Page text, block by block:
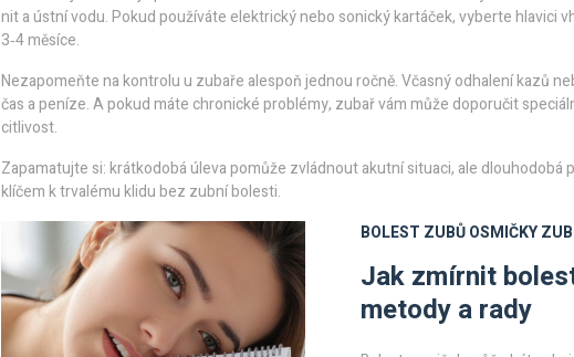
nit a ústní vodu. Pokud používáte elektrický nebo sonický kartáček, vyberte hlavici
3‑4 měsíce.
Nezapomeňte na kontrolu u zubaře alespoň jednou ročně. Včasný odhalení kazů
čas a peníze. A pokud máte chronické problémy, zubař vám může doporučit
citlivost.
Zapamatujte si: krátkodobá úleva pomůže zvládnout akutní situaci, ale dlouhodobá
klíčem k trvalému klidu bez zubní bolesti.
BOLEST ZUBŮOSMIČKY
Jak zmírnit
metody a rady